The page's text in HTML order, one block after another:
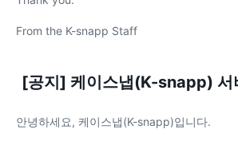
From the K-snapp Staff
[공지] 케이스냅(K-snapp) 서
안녕하세요, 케이스냅(K-snapp)입니다.